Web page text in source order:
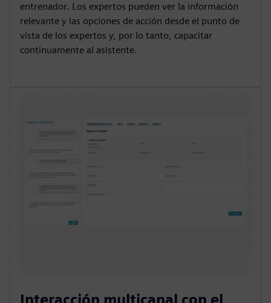
entrenador. Los expertos pueden ver la información
relevante y las opciones de acción desde el punto de
vista de los expertos y, por lo tanto, capacitar
continuamente al asistente.
Interacción multicanal con el